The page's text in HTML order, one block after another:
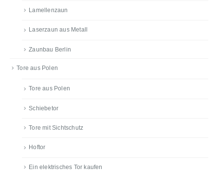
Lamellenzaun
Laserzaun aus Metall
Zaunbau Berlin
Tore aus Polen
Tore aus Polen
Schiebetor
Tore mit Sichtschutz
Hoftor
Ein elektrisches Tor kaufen